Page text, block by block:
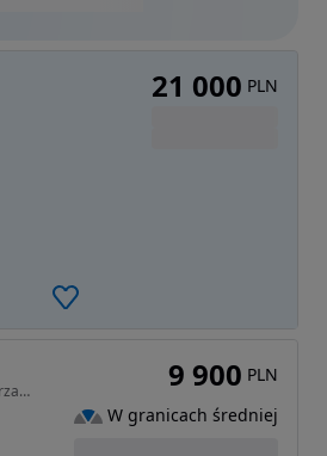
21 000 PLN
1985 cm3 • 150 KM • KLASYK 2.0 TURBO 150KM Skóra Alufelgi Klima Tempomat Grzane Siedzenia! 9 900 PLN
W granicach średniej